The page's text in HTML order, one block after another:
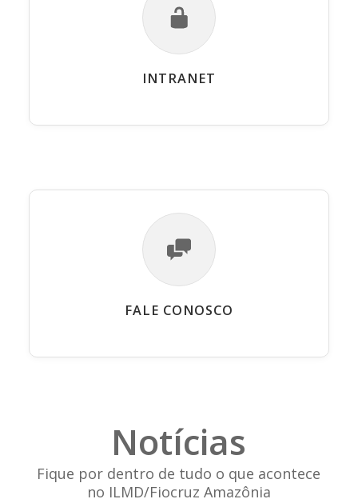
INTRANET
FALE CONOSCO
Notícias
Fique por dentro de tudo o que acontece
no ILMD/Fiocruz Amazônia